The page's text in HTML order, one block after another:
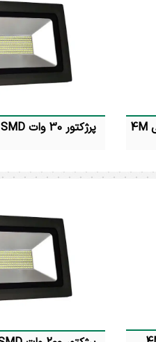
جی )
پرژکتور 30 وات SMD ای تی جی 4M
پرژکتور 30
سانتیمتر ضمانت : 24